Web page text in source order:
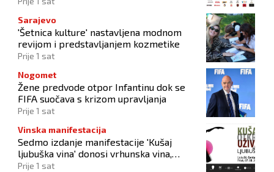
Sarajevo
'Šetnica kulture' nastavljena modnom
revijom i predstavljanjem kozmetike
Prije 1 sat
Nogomet
Žene predvode otpor Infantinu dok se
FIFA suočava s krizom upravljanja
Prije 1 sat
Vinska manifestacija
Sedmo izdanje manifestacije 'Kušaj
ljubuška vina' donosi vrhunska vina,
gastronomiju i glazbu
Prije 1 sat